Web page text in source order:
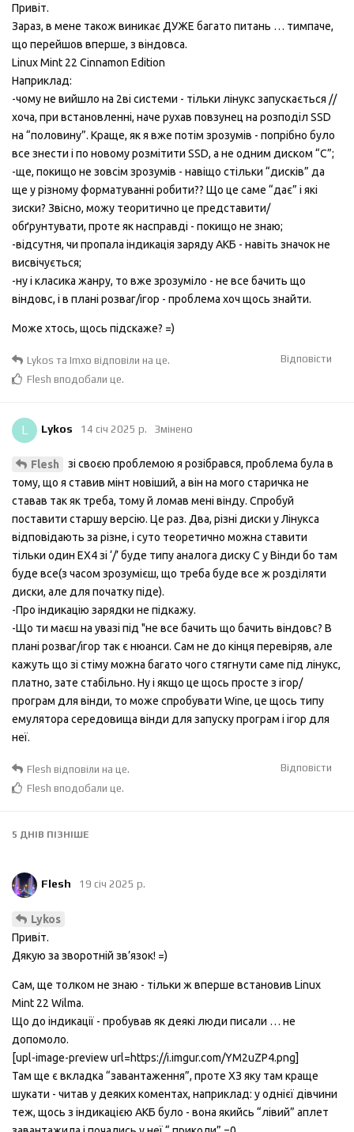
Привіт.
Зараз, в мене також виникає ДУЖЕ багато питань … тимпаче,
що перейшов вперше, з віндовса.
Linux Mint 22 Cinnamon Edition
Наприклад:
-чому не вийшло на 2ві системи - тільки лінукс запускається //
хоча, при встановленні, наче рухав повзунец на розподіл SSD
на “половину”. Краще, як я вже потім зрозумів - попрібно було
все знести і по новому розмітити SSD, а не одним диском “С”;
-ще, покищо не зовсім зрозумів - навіщо стільки “дисків” да
ще у різному форматуванні робити?? Що це саме “дає” і які
зиски? Звісно, можу теоритично це представити/
обґрунтувати, проте як насправді - покищо не знаю;
-відсутня, чи пропала індикація заряду АКБ - навіть значок не
висвічується;
-ну і класика жанру, то вже зрозуміло - не все бачить що
віндовс, і в плані розваг/ігор - проблема хоч щось знайти.
Може хтось, щось підскаже? =)
Відповісти
Lykos та Imxo відповіли на це.
Flesh вподобали це.
L Lykos 14 січ 2025 р. Змінено
Flesh
зі своєю проблемою я розібрався, проблема була в
тому, що я ставив мінт новіший, а він на мого старичка не
ставав так як треба, тому й ломав мені вінду. Спробуй
поставити старшу версію. Це раз. Два, різні диски у Лінукса
відповідають за різне, і суто теоретично можна ставити
тільки один EX4 зі ‘/’ буде типу аналога диску С у Вінди бо там
буде все(з часом зрозумієш, що треба буде все ж розділяти
диски, але для початку піде).
-Про індикацію зарядки не підкажу.
-Що ти маєш на увазі під "не все бачить що бачить віндовс? В
плані розваг/ігор так є нюанси. Сам не до кінця перевіряв, але
кажуть що зі стіму можна багато чого стягнути саме під лінукс,
платно, зате стабільно. Ну і якщо це щось просте з ігор/
програм для вінди, то може спробувати Wine, це щось типу
емулятора середовища вінди для запуску програм і ігор для
неї.
Відповісти
Flesh відповіли на це.
Flesh вподобали це.
5 ДНІВ ПІЗНІШЕ
Flesh 19 січ 2025 р.
Lykos
Привіт.
Дякую за зворотній зв’язок! =)
Сам, ще толком не знаю - тільки ж вперше встановив Linux
Mint 22 Wilma.
Що до індикації - пробував як деякі люди писали … не
допомоло.
[upl-image-preview url=https://i.imgur.com/YM2uZP4.png]
Там ще є вкладка “завантаження”, проте ХЗ яку там краще
шукати - читав у деяких коментах, наприклад: у однієї дівчини
теж, щось з індикацією АКБ було - вона якийсь “лівий” аплет